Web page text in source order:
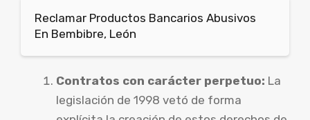
Reclamar Productos Bancarios Abusivos
En Bembibre, León
Contratos con carácter perpetuo: La
legislación de 1998 vetó de forma